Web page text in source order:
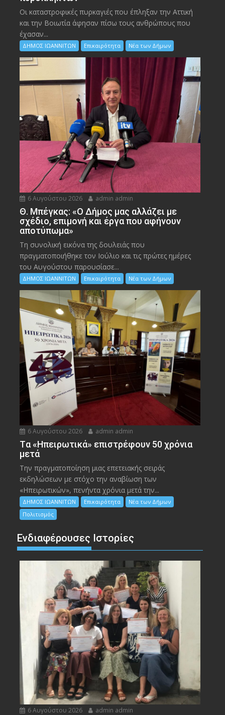
Οι καταστροφικές πυρκαγιές που έπληξαν την Αττική
και την Bοιωτία άφησαν πίσω τους ανθρώπους που
έχασαν...
ΔΗΜΟΣ ΙΩΑΝΝΙΤΩΝ Επικαιρότητα Νέα των Δήμων
6 Αυγούστου 2026 admin admin
Θ. Μπέγκας: «Ο Δήμος μας αλλάζει με
σχέδιο, επιμονή και έργα που αφήνουν
αποτύπωμα»
Τη συνολική εικόνα της δουλειάς που
πραγματοποιήθηκε τον Ιούλιο και τις πρώτες ημέρες
του Αυγούστου παρουσίασε...
ΔΗΜΟΣ ΙΩΑΝΝΙΤΩΝ Επικαιρότητα Νέα των Δήμων
6 Αυγούστου 2026 admin admin
Tα «Ηπειρωτικά» επιστρέφουν 50 χρόνια
μετά
Την πραγματοποίηση μιας επετειακής σειράς
εκδηλώσεων με στόχο την αναβίωση των
«Ηπειρωτικών», πενήντα χρόνια μετά την...
ΔΗΜΟΣ ΙΩΑΝΝΙΤΩΝ Επικαιρότητα
Νέα των Δήμων
Πολιτισμός
Ενδιαφέρουσες Ιστορίες
6 Αυγούστου 2026 admin admin